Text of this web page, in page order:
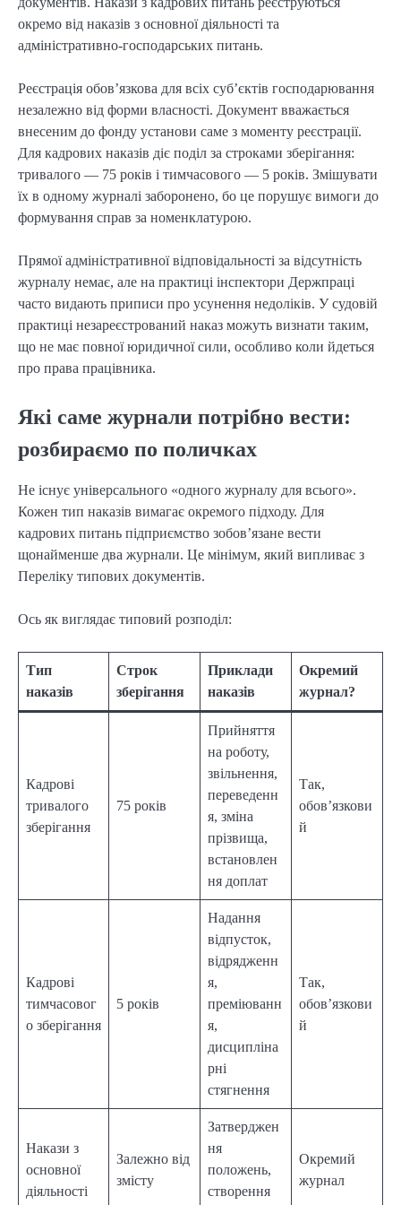
окремо від наказів з основної діяльності та
адміністративно-господарських питань.
Реєстрація обов’язкова для всіх суб’єктів господарювання
незалежно від форми власності. Документ вважається
внесеним до фонду установи саме з моменту реєстрації.
Для кадрових наказів діє поділ за строками зберігання:
тривалого — 75 років і тимчасового — 5 років. Змішувати
їх в одному журналі заборонено, бо це порушує вимоги до
формування справ за номенклатурою.
Прямої адміністративної відповідальності за відсутність
журналу немає, але на практиці інспектори Держпраці
часто видають приписи про усунення недоліків. У судовій
практиці незареєстрований наказ можуть визнати таким,
що не має повної юридичної сили, особливо коли йдеться
про права працівника.
Які саме журнали потрібно вести:
розбираємо по поличках
Не існує універсального «одного журналу для всього».
Кожен тип наказів вимагає окремого підходу. Для
кадрових питань підприємство зобов’язане вести
щонайменше два журнали. Це мінімум, який випливає з
Переліку типових документів.
Ось як виглядає типовий розподіл:
Тип
наказів
Строк
зберігання
Приклади
наказів
Окремий
журнал?
Кадрові
тривалого
зберігання
75 років
Прийняття
на роботу,
звільнення,
переведенн
я, зміна
прізвища,
встановлен
ня доплат
Так,
обов’язкови
й
Кадрові
тимчасовог
о зберігання
5 років
Надання
відпусток,
відрядженн
я,
преміюванн
я,
дисципліна
рні
стягнення
Так,
обов’язкови
й
Накази з
основної
діяльності
Залежно від
змісту
Затверджен
ня
положень,
створення
Окремий
журнал